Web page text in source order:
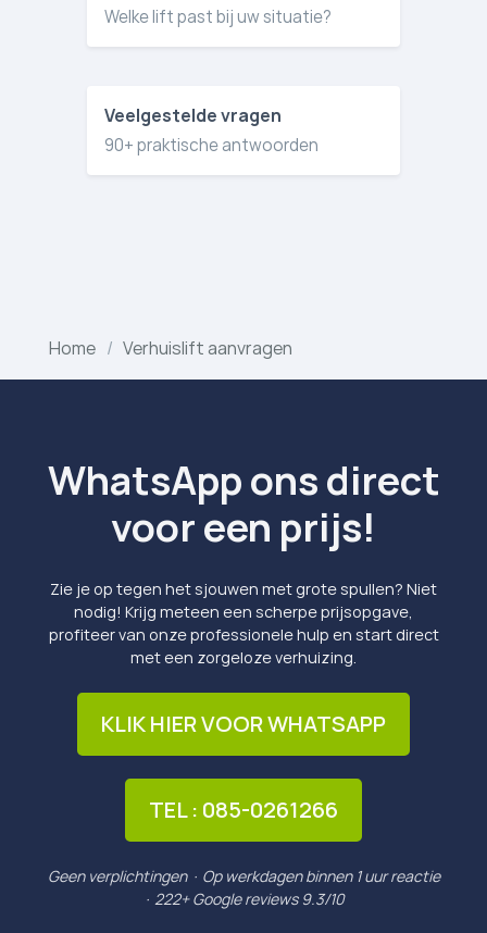
Welke lift past bij uw situatie?
Veelgestelde vragen
90+ praktische antwoorden
Home Verhuislift aanvragen
WhatsApp ons direct
voor een prijs!
Zie je op tegen het sjouwen met grote spullen? Niet
nodig! Krijg meteen een scherpe prijsopgave,
profiteer van onze professionele hulp en start direct
met een zorgeloze verhuizing.
KLIK HIER VOOR WHATSAPP
TEL : 085-0261266
Geen verplichtingen · Op werkdagen binnen 1 uur reactie
· 222+ Google reviews 9.3/10